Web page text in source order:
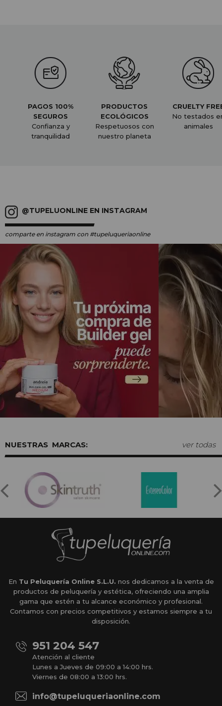
PAGOS 100%
SEGUROS
Confianza y
tranquilidad
PRODUCTOS
ECOLÓGICOS
Respetuosos con
nuestro planeta
CRUELTY
No testados
animales
@TUPELUONLINE EN INSTAGRAM
comparte en instagram con #tupeluqueriaonline
MARCAS: ver todas
En Tu Peluquería Online S.L.U. nos dedicamos a la venta de
productos de peluquería y estética, ofreciendo una amplia
gama que estén a tu alcance económico y profesional.
Contamos con precios competitivos y estamos siempre a tu
disposición.
951 204 547
Atención al cliente
Lunes a Jueves de 09:00 a 14:00 hrs.
Viernes de 08:00 a 13:00 hrs.
info@tupeluqueriaonline.com